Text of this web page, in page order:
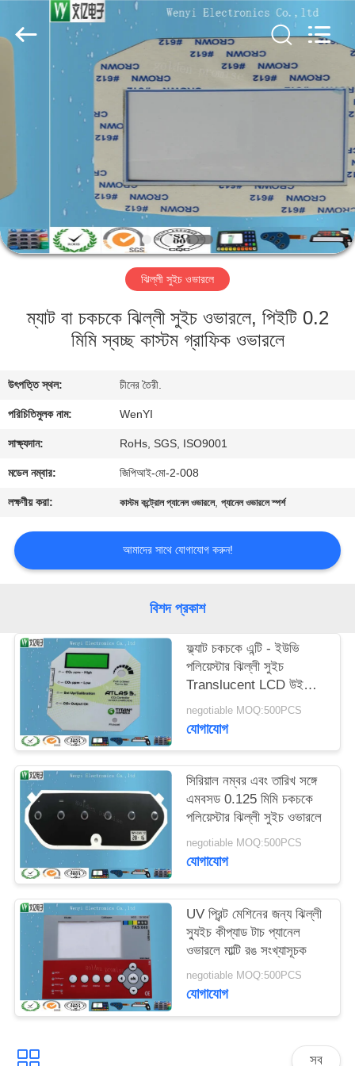
বাড়ি
পণ্য
আমাদের
কারখানা
যোগাযোগ
করুন
উদ্ধৃতির
আবেদন
ম্যাপ
PRIVACY
POLICY
Technology
Co.,
Ltd.
ঝিল্লী সুইচ ওভারলে
ম্যাট বা চকচকে ঝিল্লী সুইচ ওভারলে, পিইটি 0.2
মিমি স্বচ্ছ কাস্টম গ্রাফিক ওভারলে
উৎপত্তি স্থল: চীনের তৈরী.
পরিচিতিমুলক নাম: WenYI
সাক্ষ্যদান: RoHs, SGS, ISO9001
মডেল নম্বার: জিপিআই-মো-2-008
লক্ষণীয় করা: কাস্টম কন্ট্রোল প্যানেল ওভারলে,প্যানেল ওভারলে স্পর্শ
আমাদের সাথে যোগাযোগ করুন!
বিশদ প্রকাশ
ফ্ল্যাট চকচকে এন্টি - ইউভি
পলিয়েস্টার ঝিল্লী সুইচ
Translucent LCD উইন্ডো
ওভারলে ধীরে ধীরে রঙ 0.125
মিমি
negotiable MOQ:500PCS
যোগাযোগ
সিরিয়াল নম্বর এবং তারিখ সঙ্গে
এমবসড 0.125 মিমি চকচকে
পলিয়েস্টার ঝিল্লী সুইচ ওভারলে
negotiable MOQ:500PCS
যোগাযোগ
UV প্রিন্ট মেশিনের জন্য ঝিল্লী
স্যুইচ কীপ্যাড টাচ প্যানেল
ওভারলে মাল্টি রঙ সংখ্যাসূচক
negotiable MOQ:500PCS
যোগাযোগ
সব